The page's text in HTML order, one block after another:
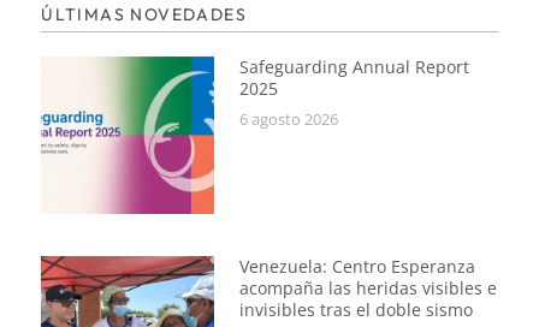
ÚLTIMAS NOVEDADES
Safeguarding Annual Report
2025
6 agosto 2026
Venezuela: Centro Esperanza
acompaña las heridas visibles e
invisibles tras el doble sismo